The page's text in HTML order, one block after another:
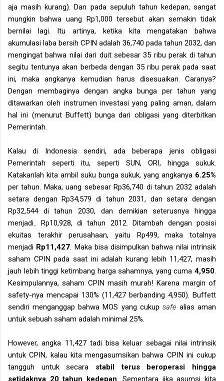
aja masih kurang). Dan pada sepuluh tahun kedepan, sangat
mungkin bahwa uang Rp1,000 tersebut akan semakin tidak
bernilai lagi. Itu artinya, ketika kita mengatakan bahwa
akumulasi laba bersih CPIN adalah 36,740 pada tahun 2032, dan
mengingat bahwa nilai dari duit sebesar 35 ribu perak di tahun
segitu tentunya akan berbeda dengan 35 ribu perak pada saat
ini, maka angkanya kemudian harus disesuaikan. Caranya?
Dengan membaginya dengan angka bunga per tahun yang
ditawarkan oleh instrumen investasi yang paling aman, dalam
hal ini (menurut Buffett) bunga dari obligasi yang diterbitkan
Pemerintah.
Kalau di Indonesia sendiri, ada beberapa jenis obligasi
Pemerintah seperti itu, seperti SUN, ORI, hingga sukuk.
Katakanlah kita ambil suku bunga sukuk, yang angkanya 6.25%
per tahun. Maka, uang sebesar Rp36,740 di tahun 2032 adalah
setara dengan Rp34,579 di tahun 2031, dan setara dengan
Rp32,544 di tahun 2030, dan demikian seterusnya hingga
menjadi.. Rp10,928, di tahun 2012. Ditambah dengan posisi
ekuitas terakhir perusahaan, yaitu Rp499, maka totalnya
menjadi Rp11,427 . Maka bisa disimpulkan bahwa nilai intrinsik
saham CPIN pada saat ini adalah kurang lebih 11,427, masih
jauh lebih tinggi ketimbang harga sahamnya, yang cuma 4,950
Kesimpulannya, saham CPIN masih murah! Karena margin of
safety-nya mencapai 130% (11,427 berbanding 4,950). Buffett
sendiri menganggap bahwa MOS yang cukup safe alias aman
untuk sebuah saham adalah minimal 25%.
However, angka 11,427 tadi bisa keluar sebagai nilai intrinsik
untuk CPIN, kalau kita mengasumsikan bahwa CPIN ini cukup
tangguh untuk secara stabil terus beroperasi hingga
setidaknya 20 tahun kedepan . Sementara jika asumsi kita